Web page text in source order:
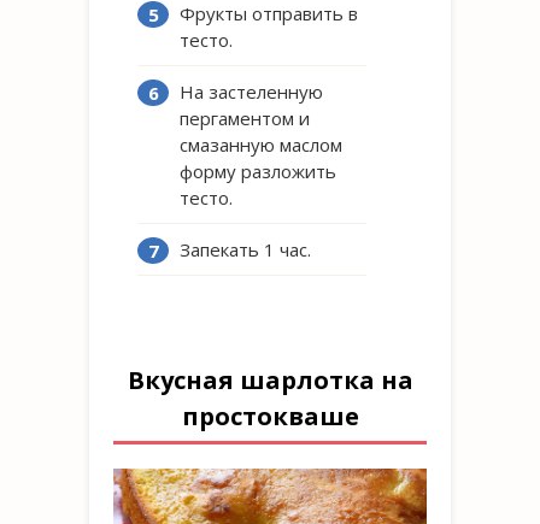
Фрукты отправить в
тесто.
На застеленную
пергаментом и
смазанную маслом
форму разложить
тесто.
Запекать 1 час.
Вкусная шарлотка на
простокваше